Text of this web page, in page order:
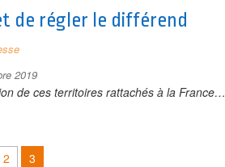
de régler le différend
2019
de ces territoires rattachés à la France…
2 3